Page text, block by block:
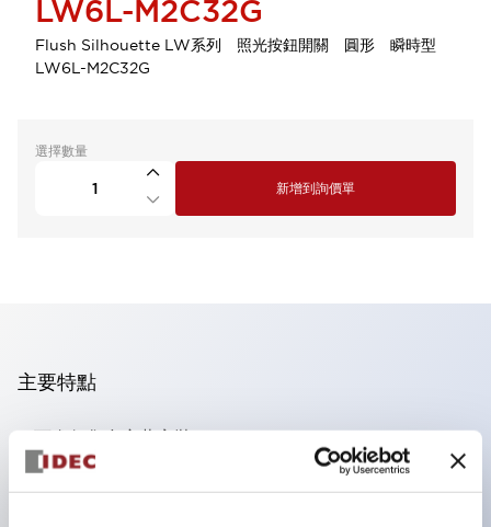
LW6L-M2C32G
Flush Silhouette LW系列 照光按鈕開關 圓形 瞬時型
LW6L-M2C32G
選擇數量
新增到詢價單
主要特點
可進行集合密著安裝
附鎖選擇開關採用高安全性的彈子鎖結構